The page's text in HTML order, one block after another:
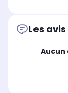
Les
Aucun